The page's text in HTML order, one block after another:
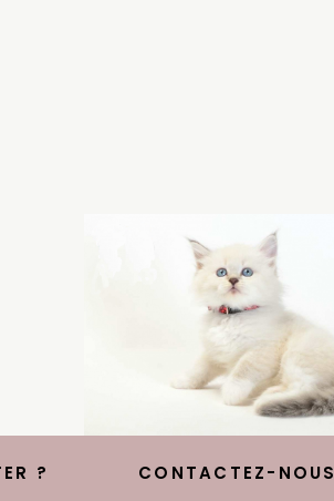
? CONTACTEZ-NOUS